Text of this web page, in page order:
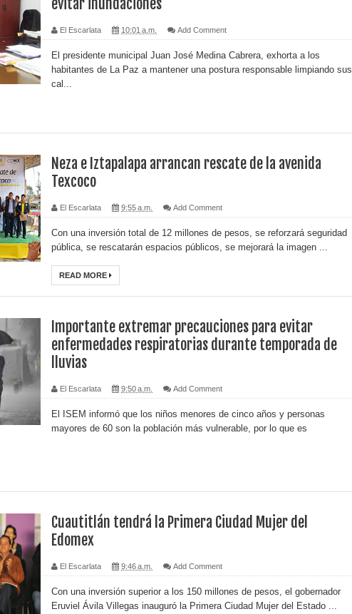
evitar inundaciones
El Escarlata 10:01 a.m. Add Comment
El presidente municipal Juan José Medina Cabrera, exhorta a los
habitantes de La Paz a mantener una postura responsable limpiando sus
cal...
Neza e Iztapalapa arrancan rescate de la avenida
Texcoco
El Escarlata 9:55 a.m. Add Comment
Con una inversión total de 12 millones de pesos, se reforzará seguridad
pública, se rescatarán espacios públicos, se mejorará la imagen ...
READ MORE
Importante extremar precauciones para evitar
enfermedades respiratorias durante temporada de
lluvias
El Escarlata 9:50 a.m. Add Comment
El ISEM informó que los niños menores de cinco años y personas
mayores de 60 son la población más vulnerable, por lo que es
Cuautitlán tendrá la Primera Ciudad Mujer del
Edomex
El Escarlata 9:46 a.m. Add Comment
Con una inversión superior a los 150 millones de pesos, el gobernador
Eruviel Ávila Villegas inauguró la Primera Ciudad Mujer del Estado ...